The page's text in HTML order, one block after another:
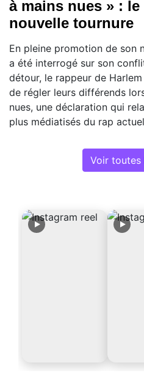
à mains nues » :
nouvelle tournure
En pleine promotion de son
a été interrogé sur son
détour, le rappeur de
de régler leurs différends
nues, une déclaration qui
plus médiatisés du rap
Voir toutes